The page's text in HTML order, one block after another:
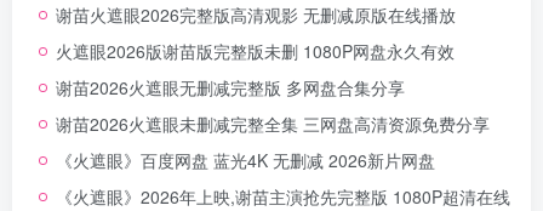
谢苗火遮眼2026完整版高清观影 无删减原版在线播放
火遮眼2026版谢苗版完整版未删 1080P网盘永久有效
谢苗2026火遮眼无删减完整版 多网盘合集分享
谢苗2026火遮眼未删减完整全集 三网盘高清资源免费分享
《火遮眼》百度网盘 蓝光4K 无删减 2026新片网盘
《火遮眼》2026年上映,谢苗主演抢先完整版 1080P超清在线